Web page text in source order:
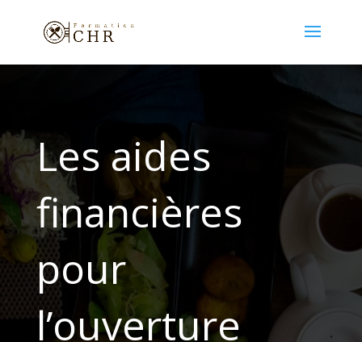
Les aides
financières
pour
l’ouverture